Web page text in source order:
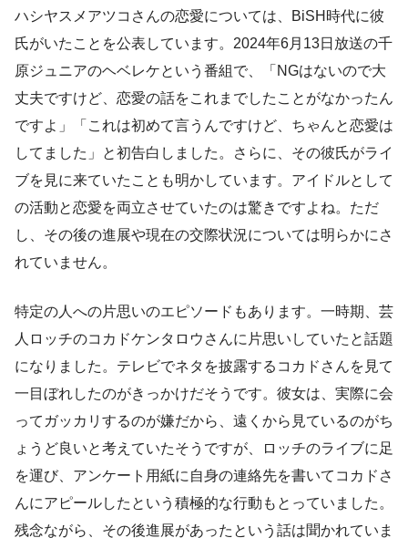
ハシヤスメアツコさんの恋愛については、BiSH時代に彼
氏がいたことを公表しています。2024年6月13日放送の千
原ジュニアのヘベレケという番組で、「NGはないので大
丈夫ですけど、恋愛の話をこれまでしたことがなかったん
ですよ」「これは初めて言うんですけど、ちゃんと恋愛は
してました」と初告白しました。さらに、その彼氏がライ
ブを見に来ていたことも明かしています。アイドルとして
の活動と恋愛を両立させていたのは驚きですよね。ただ
し、その後の進展や現在の交際状況については明らかにさ
れていません。
特定の人への片思いのエピソードもあります。一時期、芸
人ロッチのコカドケンタロウさんに片思いしていたと話題
になりました。テレビでネタを披露するコカドさんを見て
一目ぼれしたのがきっかけだそうです。彼女は、実際に会
ってガッカリするのが嫌だから、遠くから見ているのがち
ょうど良いと考えていたそうですが、ロッチのライブに足
を運び、アンケート用紙に自身の連絡先を書いてコカドさ
んにアピールしたという積極的な行動もとっていました。
残念ながら、その後進展があったという話は聞かれていま